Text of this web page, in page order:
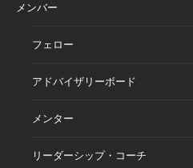
メンバー
フェロー
アドバイザリーボード
メンター
リーダーシップ・コーチ